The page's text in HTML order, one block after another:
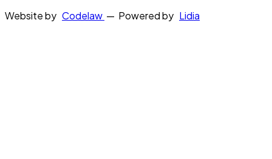
Website by Codelaw — Powered by Lidia